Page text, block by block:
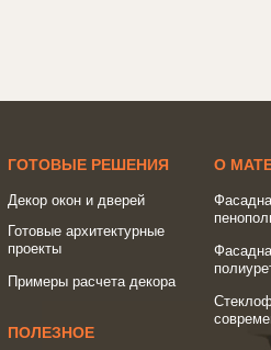
ГОТОВЫЕ РЕШЕНИЯ
Декор окон и дверей
Готовые архитектурные
проекты
Примеры расчета декора
ПОЛЕЗНОЕ
О